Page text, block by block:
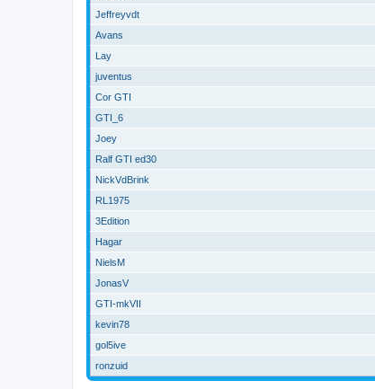
Jeffreyvdt
Avans
Lay
juventus
Cor GTI
GTI_6
Joey
Ralf GTI ed30
NickVdBrink
RL1975
3Edition
Hagar
NielsM
JonasV
GTI-mkVII
kevin78
gol5ive
ronzuid